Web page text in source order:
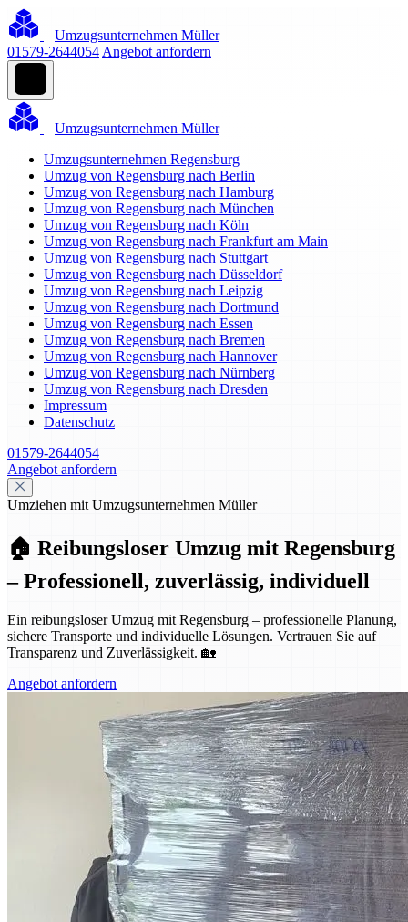
Umzugsunternehmen Müller
01579-2644054 Angebot anfordern
Umzugsunternehmen Müller
Umzugsunternehmen Regensburg
Umzug von Regensburg nach Berlin
Umzug von Regensburg nach Hamburg
Umzug von Regensburg nach München
Umzug von Regensburg nach Köln
Umzug von Regensburg nach Frankfurt am Main
Umzug von Regensburg nach Stuttgart
Umzug von Regensburg nach Düsseldorf
Umzug von Regensburg nach Leipzig
Umzug von Regensburg nach Dortmund
Umzug von Regensburg nach Essen
Umzug von Regensburg nach Bremen
Umzug von Regensburg nach Hannover
Umzug von Regensburg nach Nürnberg
Umzug von Regensburg nach Dresden
Impressum
Datenschutz
01579-2644054
Angebot anfordern
Umziehen mit Umzugsunternehmen Müller
🏠 Reibungsloser Umzug mit Regensburg
– Professionell, zuverlässig, individuell
Ein reibungsloser Umzug mit Regensburg – professionelle Planung,
sichere Transporte und individuelle Lösungen. Vertrauen Sie auf
Transparenz und Zuverlässigkeit. 🏡
Angebot anfordern